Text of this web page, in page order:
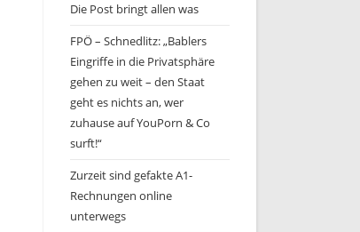
Die Post bringt allen was
FPÖ – Schnedlitz: „Bablers
Eingriffe in die Privatsphäre
gehen zu weit – den Staat
geht es nichts an, wer
zuhause auf YouPorn & Co
surft!“
Zurzeit sind gefakte A1-
Rechnungen online
unterwegs